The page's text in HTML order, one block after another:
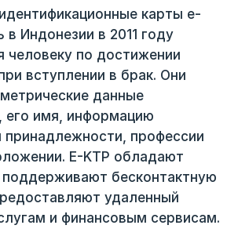
карты e-
в Индонезии в 2011 году
человеку по достижении
вступлении в брак. Они
данные
его имя, информацию
принадлежности, профессии
Е-KTP обладают
бесконтактную
удаленный
и финансовым сервисам.